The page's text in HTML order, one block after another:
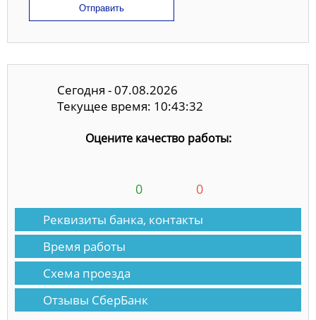
Отправить
Сегодня - 07.08.2026
Текущее время: 10:43:33
Оцените качество работы:
0 0
Реквизиты банка, контакты
Время работы
Схема проезда
Отзывы СберБанк